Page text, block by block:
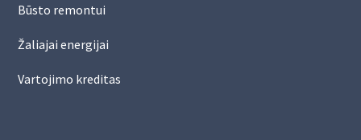
Būsto remontui
Žaliajai energijai
Vartojimo kreditas